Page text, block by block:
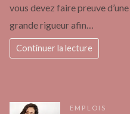
vous devez faire preuve d’une
grande rigueur afin…
Continuer la lecture
EMPLOIS